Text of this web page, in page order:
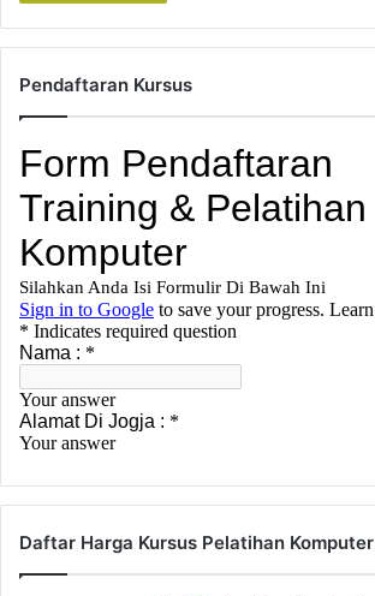
Pendaftaran Kursus
Daftar Harga Kursus Pelatihan Komputer